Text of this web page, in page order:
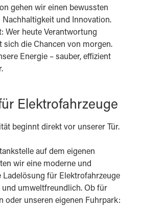
gehen wir einen bewussten
und Innovation.
Wer heute Verantwortung
sich die Chancen von morgen.
Energie – sauber, effizient
Elektrofahrzeuge
beginnt direkt vor unserer Tür.
auf dem eigenen
wir eine moderne und
für Elektrofahrzeuge
und umweltfreundlich. Ob für
oder unseren eigenen Fuhrpark: